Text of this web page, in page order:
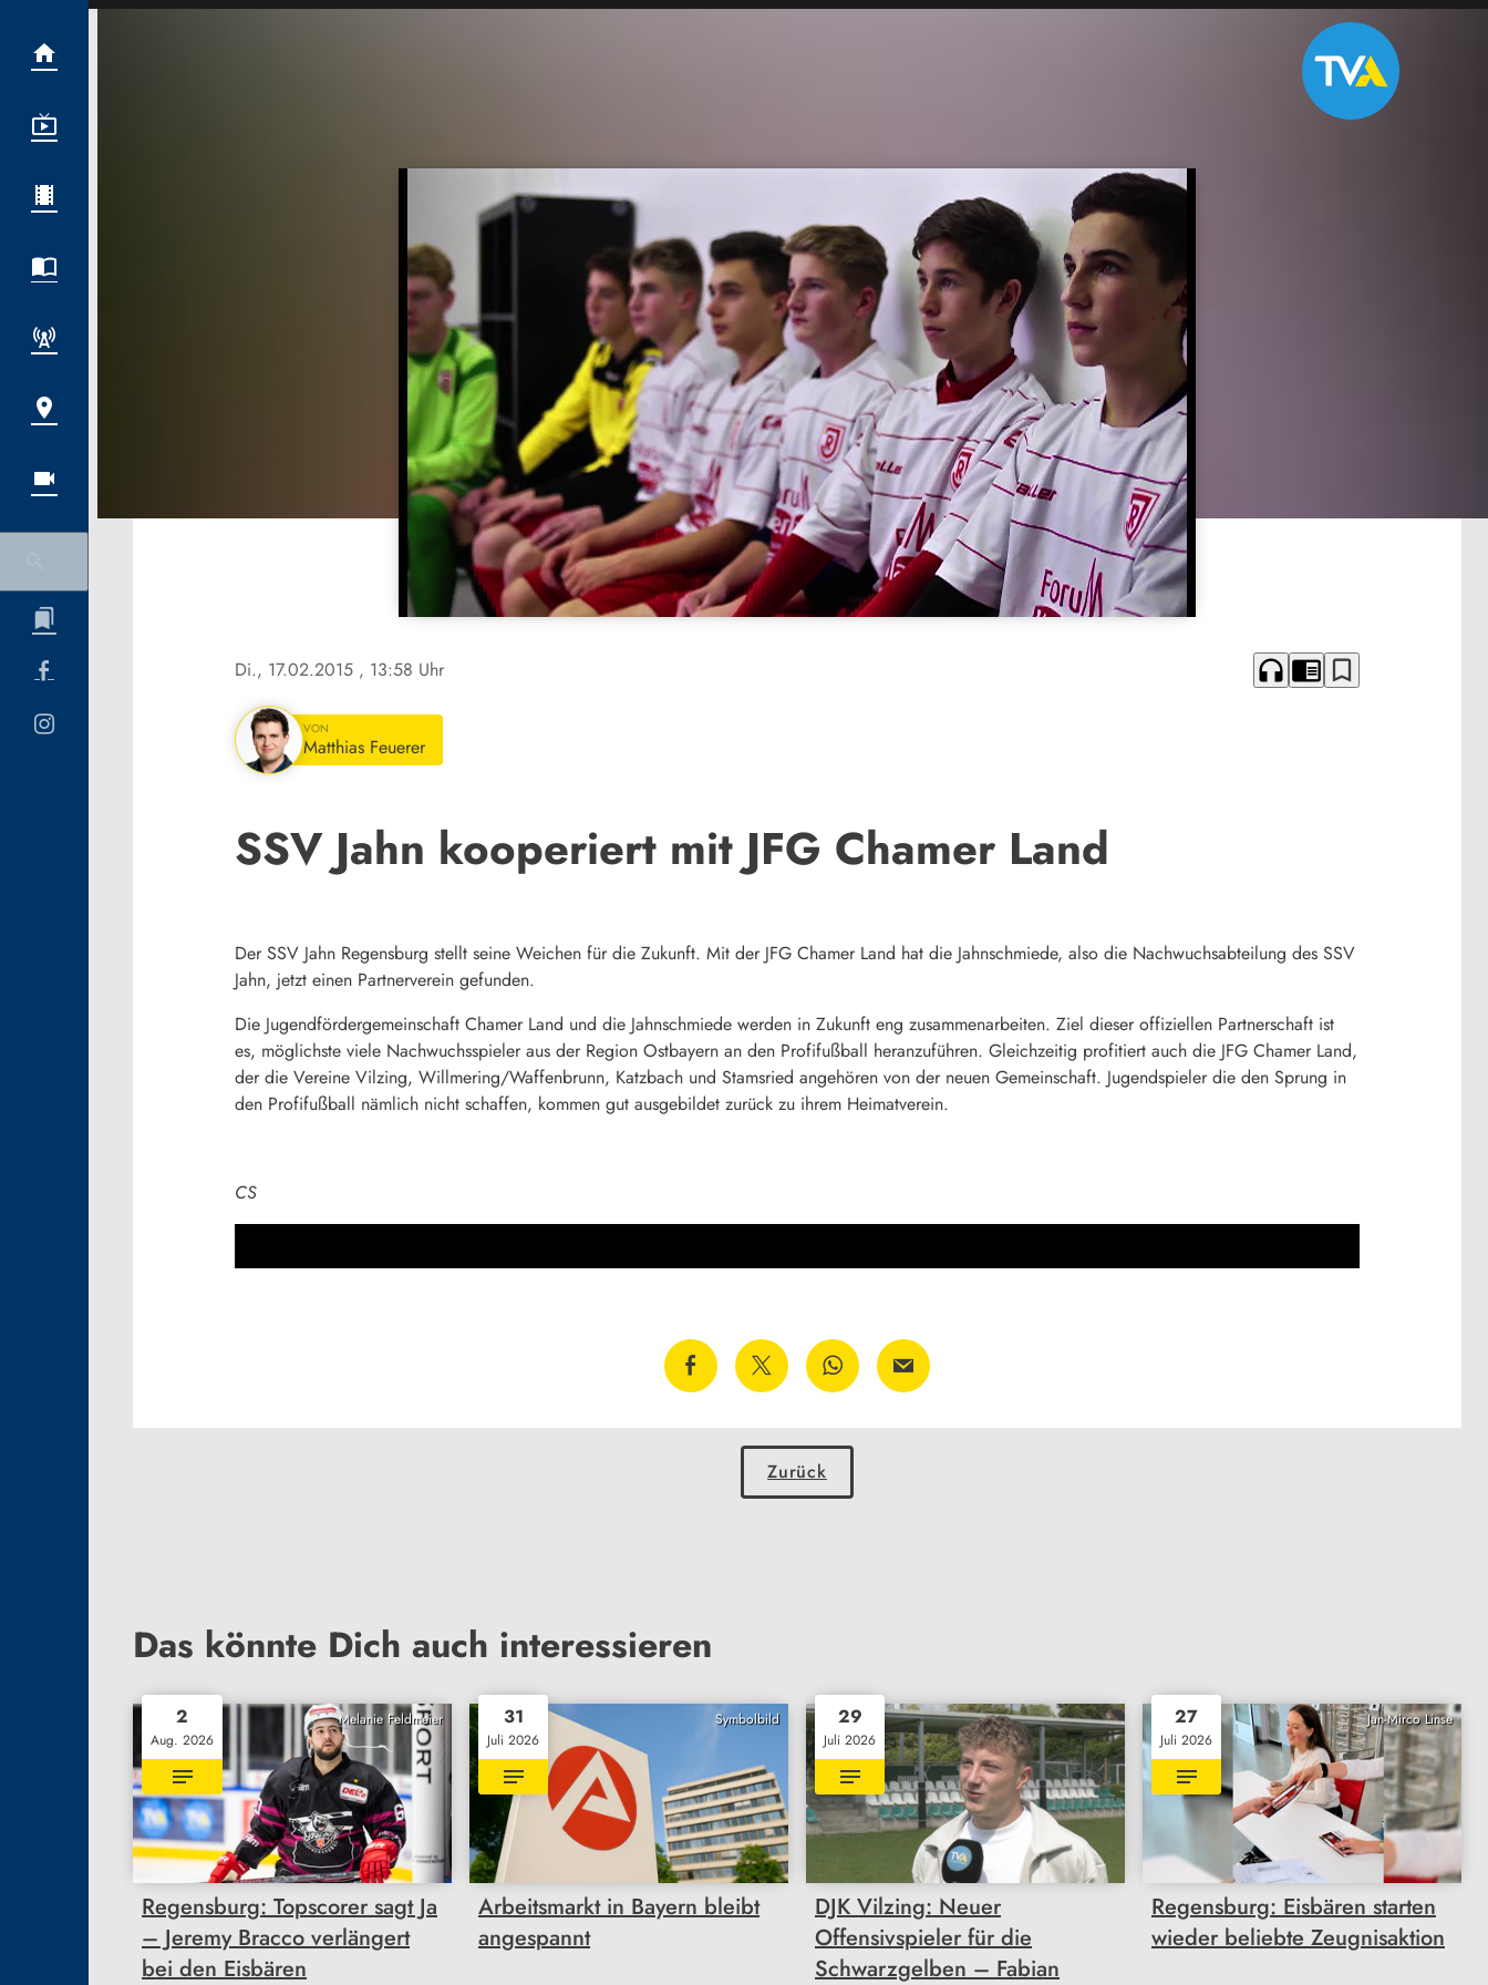
Di., 17.02.2015 , 13:58 Uhr headphones chrome_reader_mode bookmark_border
VON
Matthias Feuerer
SSV Jahn kooperiert mit JFG Chamer Land
Der SSV Jahn Regensburg stellt seine Weichen für die Zukunft. Mit der JFG Chamer Land hat die Jahnschmiede, also die Nachwuchsabteilung des SSV
Jahn, jetzt einen Partnerverein gefunden.
Die Jugendfördergemeinschaft Chamer Land und die Jahnschmiede werden in Zukunft eng zusammenarbeiten. Ziel dieser offiziellen Partnerschaft ist
es, möglichste viele Nachwuchsspieler aus der Region Ostbayern an den Profifußball heranzuführen. Gleichzeitig profitiert auch die JFG Chamer Land,
der die Vereine Vilzing, Willmering/Waffenbrunn, Katzbach und Stamsried angehören von der neuen Gemeinschaft. Jugendspieler die den Sprung in
den Profifußball nämlich nicht schaffen, kommen gut ausgebildet zurück zu ihrem Heimatverein.
CS
Zurück
Das könnte Dich auch interessieren
Melanie Feldmeier
2
Aug. 2026
Regensburg: Topscorer sagt Ja
– Jeremy Bracco verlängert
bei den Eisbären
Symbolbild
31
Juli 2026
Arbeitsmarkt in Bayern bleibt
angespannt
29
Juli 2026
DJK Vilzing: Neuer
Offensivspieler für die
Schwarzgelben – Fabian
Jan-Mirco Linse
27
Juli 2026
Regensburg: Eisbären starten
wieder beliebte Zeugnisaktion